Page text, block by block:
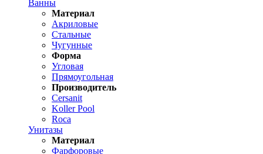
Ванны
Материал
Акриловые
Стальные
Чугунные
Форма
Угловая
Прямоугольная
Производитель
Cersanit
Koller Pool
Roca
Унитазы
Материал
Фарфоровые